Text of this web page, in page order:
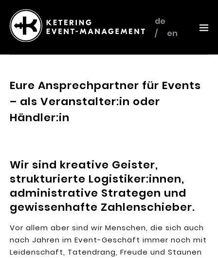
Management
de
en
Eure Ansprechpartner für Events
– als Veranstalter:in oder
Händler:in
Wir sind kreative Geister,
strukturierte Logistiker:innen,
administrative Strategen und
gewissenhafte Zahlenschieber.
Vor allem aber sind wir Menschen, die sich auch
nach Jahren im Event-Geschäft immer noch mit
Leidenschaft, Tatendrang, Freude und Staunen